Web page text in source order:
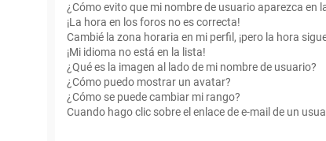
¿Cómo evito que mi nombre de usuario aparezca en
¡La hora en los foros no es correcta!
Cambié la zona horaria en mi perfil, ¡pero la hora
¡Mi idioma no está en la lista!
¿Qué es la imagen al lado de mi nombre de usuario?
¿Cómo puedo mostrar un avatar?
¿Cómo se puede cambiar mi rango?
Cuando hago clic sobre el enlace de e-mail de un